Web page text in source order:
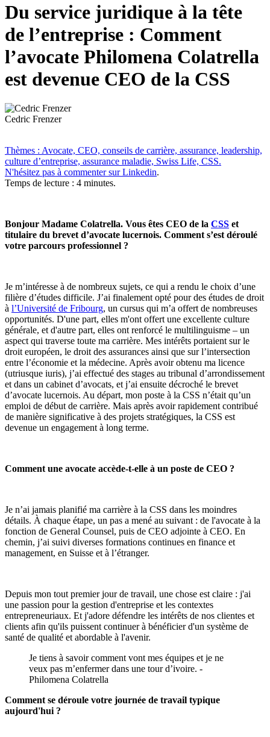
Du service juridique à la tête
de l’entreprise : Comment
l’avocate Philomena Colatrella
est devenue CEO de la CSS
Cedric Frenzer
Thèmes : Avocate, CEO, conseils de carrière, assurance, leadership,
culture d’entreprise, assurance maladie, Swiss Life, CSS.
N'hésitez pas à commenter surLinkedin.
Temps de lecture : 4 minutes.
Bonjour Madame Colatrella. Vous êtes CEO de la CSS et
titulaire du brevet d’avocate lucernois. Comment s’est déroulé
votre parcours professionnel ?
Je m’intéresse à de nombreux sujets, ce qui a rendu le choix d’une
filière d’études difficile. J’ai finalement opté pour des études de droit
à l’Université de Fribourg, un cursus qui m’a offert de nombreuses
opportunités. D'une part, elles m'ont offert une excellente culture
générale, et d'autre part, elles ont renforcé le multilinguisme – un
aspect qui traverse toute ma carrière. Mes intérêts portaient sur le
droit européen, le droit des assurances ainsi que sur l’intersection
entre l’économie et la médecine. Après avoir obtenu ma licence
(utriusque iuris), j’ai effectué des stages au tribunal d’arrondissement
et dans un cabinet d’avocats, et j’ai ensuite décroché le brevet
d’avocate lucernois. Au départ, mon poste à la CSS n’était qu’un
emploi de début de carrière. Mais après avoir rapidement contribué
de manière significative à des projets stratégiques, la CSS est
devenue un engagement à long terme.
Comment une avocate accède-t-elle à un poste de CEO ?
Je n’ai jamais planifié ma carrière à la CSS dans les moindres
détails. À chaque étape, un pas a mené au suivant : de l'avocate à la
fonction de General Counsel, puis de CEO adjointe à CEO. En
chemin, j’ai suivi diverses formations continues en finance et
management, en Suisse et à l’étranger.
Depuis mon tout premier jour de travail, une chose est claire : j'ai
une passion pour la gestion d'entreprise et les contextes
entrepreneuriaux. Et j'adore défendre les intérêts de nos clientes et
clients afin qu'ils puissent continuer à bénéficier d'un système de
santé de qualité et abordable à l'avenir.
Je tiens à savoir comment vont mes équipes et je ne
veux pas m’enfermer dans une tour d’ivoire. -
Philomena Colatrella
Comment se déroule votre journée de travail typique
aujourd'hui ?